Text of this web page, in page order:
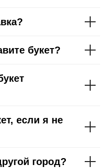
букет?
если я не
город?